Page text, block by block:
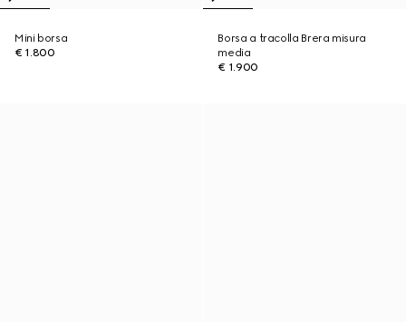
Mini borsa
€ 1.800
Borsa a tracolla Brera misura
media
€ 1.900